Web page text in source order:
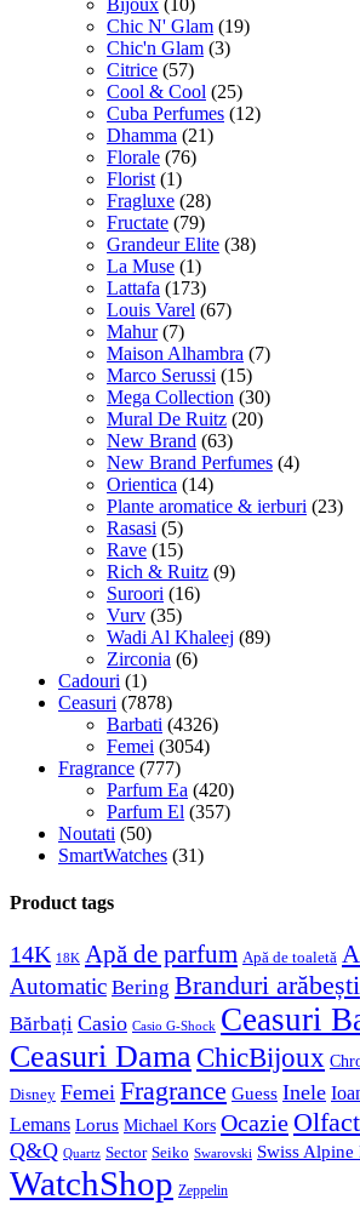
Bijoux (10)
Chic N' Glam (19)
Chic'n Glam (3)
Citrice (57)
Cool & Cool (25)
Cuba Perfumes (12)
Dhamma (21)
Florale (76)
Florist (1)
Fragluxe (28)
Fructate (79)
Grandeur Elite (38)
La Muse (1)
Lattafa (173)
Louis Varel (67)
Mahur (7)
Maison Alhambra (7)
Marco Serussi (15)
Mega Collection (30)
Mural De Ruitz (20)
New Brand (63)
New Brand Perfumes (4)
Orientica (14)
Plante aromatice & ierburi (23)
Rasasi (5)
Rave (15)
Rich & Ruitz (9)
Suroori (16)
Vurv (35)
Wadi Al Khaleej (89)
Zirconia (6)
Cadouri (1)
Ceasuri (7878)
Barbati (4326)
Femei (3054)
Fragrance (777)
Parfum Ea (420)
Parfum El (357)
Noutati (50)
SmartWatches (31)
Product tags
14K 18K Apă de parfum Apă de toaletă
Automatic Bering Branduri arăbești
Bărbați Casio Casio G-Shock Ceasuri
Ceasuri DamaChicBijoux
Disney Femei Fragrance Guess Inele
Lemans Lorus Michael Kors Ocazie
Q&Q Quartz Sector Seiko Swarovski Swiss
WatchShop Zeppelin